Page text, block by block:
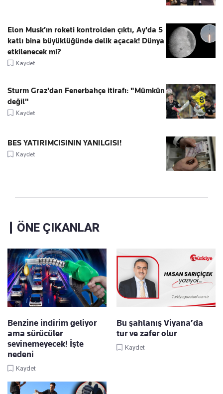
Elon Musk’ın roketi kontrolden çıktı, Ay'da 5
katlı bina büyüklüğünde delik açacak! Dünya
etkilenecek mi?
Kaydet
Sturm Graz'dan Fenerbahçe itirafı: "Mümkün
değil"
Kaydet
BES YATIRIMCISININ YANILGISI!
Kaydet
ÖNE ÇIKANLAR
Benzine indirim geliyor
ama sürücüler
sevinemeyecek! İşte
nedeni
Kaydet
Bu şahlanış Viyana’da
tur ve zafer olur
Kaydet